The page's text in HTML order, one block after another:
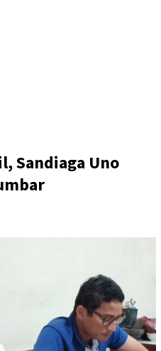
Sandiaga Uno